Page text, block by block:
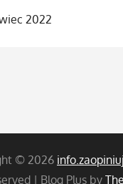
2022
© 2026
| Blog Plus by